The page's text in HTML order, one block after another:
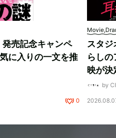
売記念キャンペ
に入りの一文を推
0
スタ
らし
映が決
by